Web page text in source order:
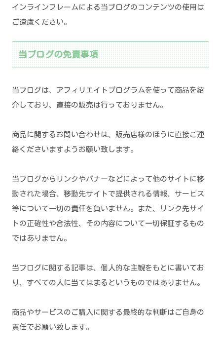
インラインフレームによる当ブログのコンテンツの使用は
ご遠慮ください。
当ブログの免責事項
当ブログは、アフィリエイトプログラムを使って商品を紹
介しており、直接の販売は行っておりません。
商品に関するお問い合わせは、販売店様のほうに直接ご連
絡くださいますようお願い致します。
当ブログからリンクやバナーなどによって他のサイトに移
動された場合、移動先サイトで提供される情報、サービス
等について一切の責任を負いません。また、リンク先サイ
トの正確性や合法性、その内容について一切保証するもの
ではありません。
当ブログに関する記事は、個人的な主観をもとに書いてお
り、すべての人に当てはまるというものではありません。
商品やサービスのご購入に関する最終的な判断はご自身の
責任でお願い致します。